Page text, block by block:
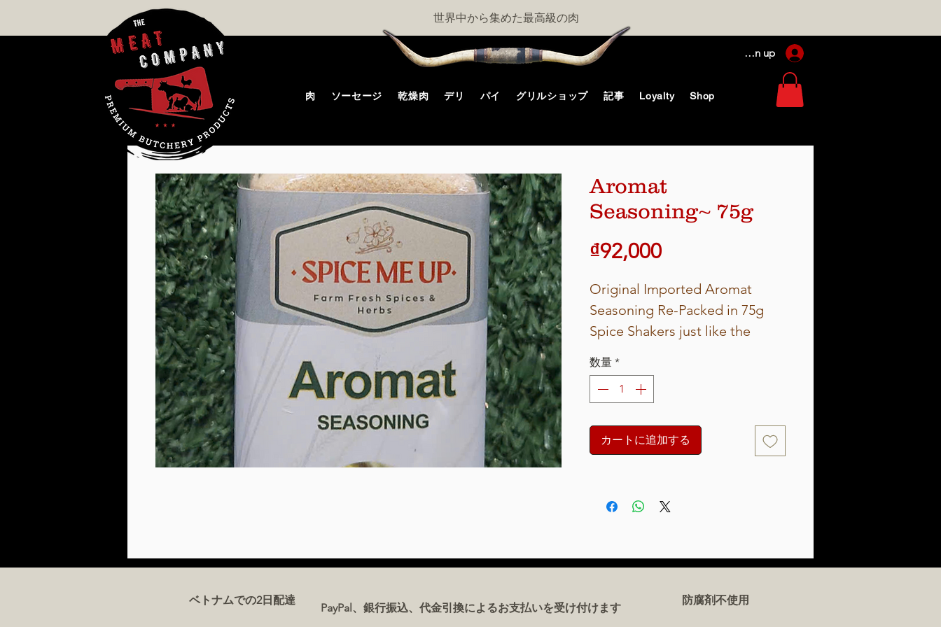
世界中から集めた最高級の肉
Log In / Sign up
肉 ソーセージ 乾燥肉 デリ パイ グリルショップ 記事 Loyalty Shop
Aromat
Seasoning~ 75g
₫92,000価
Original Imported Aromat
Seasoning Re-Packed in 75g
Spice Shakers just like the
数量 *
カートに追加する
ベトナムでの2日配達
PayPal、銀行振込、代金引換によるお支払いを受け付けます
防腐剤不使用